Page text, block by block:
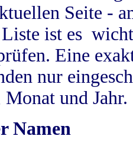
Seite -
ist es
Eine
nur
und Jahr.
Namen